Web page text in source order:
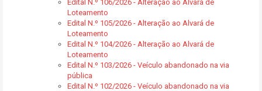
Edital N.º 106/2026 - Alteração ao Alvará de
Loteamento
Edital N.º 105/2026 - Alteração ao Alvará de
Loteamento
Edital N.º 104/2026 - Alteração ao Alvará de
Loteamento
Edital N.º 103/2026 - Veículo abandonado na via
pública
Edital N.º 102/2026 - Veículo abandonado na via